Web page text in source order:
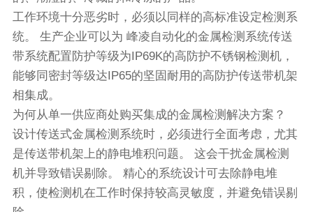
工作环境十分恶劣时，必须以同样的高标准设定检测系
统。 生产企业可以为 峰凌自动化的金属检测系统传送
带系统配置防护等级为IP69K的高防护不锈钢检测机，
能够同密封等级达IP65的坚固耐用的高防护传送带机架
相集成。
为何从单一供应商处购买集成的金属检测解决方案？
设计传送式金属检测系统时，必须进行全面考虑，尤其
是传送带机架上的静电堆积问题。 这会干扰金属检测
机并导致错误剔除。 精心的系统设计可去除静电堆
积，使检测机在工作时保持较高灵敏度，并避免错误剔